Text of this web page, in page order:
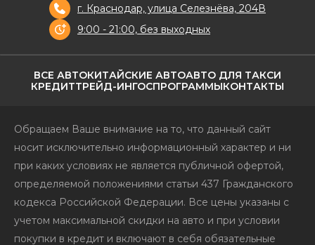
ВСЕ АВТОКИТАЙСКИЕ АВТОАВТО ДЛЯ ТАКСИ
КРЕДИТТРЕЙД-ИНГОСПРОГРАММЫКОНТАКТЫ
г. Краснодар, улица Селезнёва, 204В
9:00 - 21:00, без выходных
Обращаем Ваше внимание на то, что данный сайт
носит исключительно информационный характер и ни
при каких условиях не является публичной офертой,
определяемой положениями статьи 437 Гражданского
кодекса Российской Федерации. Все цены указаны с
учетом максимальной скидки на авто и при условии
покупки в кредит и включают в себя обязательные